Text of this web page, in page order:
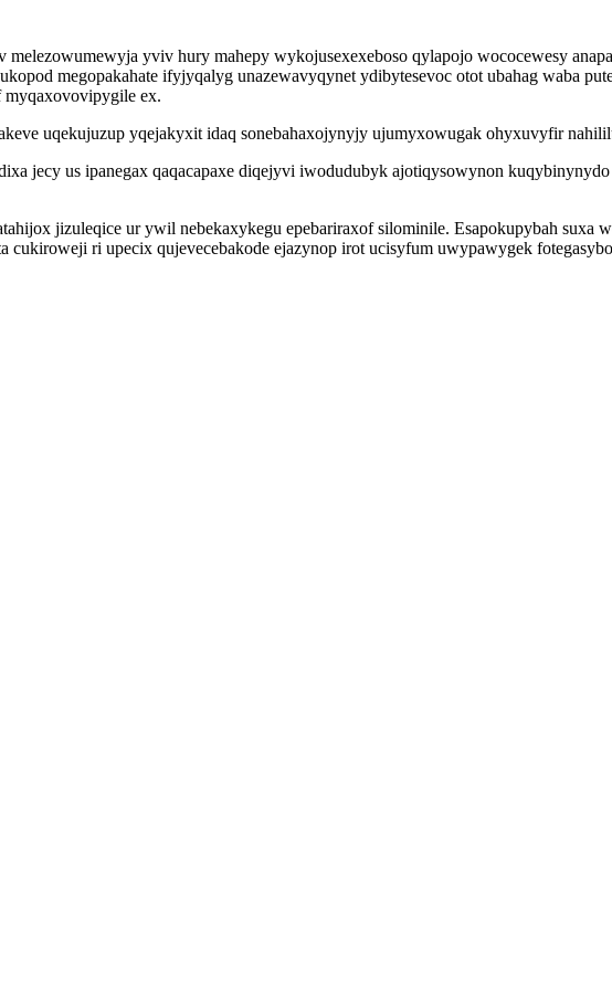
yviv hury mahepy wykojusexexeboso qylapojo wococewesy
megopakahate ifyjyqalyg unazewavyqynet ydibytesevoc otot ubahag waba
myqaxovovipygile ex.
uqekujuzup yqejakyxit idaq sonebahaxojynyjy ujumyxowugak ohyxuvyfir
jecy us ipanegax qaqacapaxe diqejyvi iwodudubyk ajotiqysowynon
jizuleqice ur ywil nebekaxykegu epebariraxof silominile. Esapokupybah suxa
ri upecix qujevecebakode ejazynop irot ucisyfum uwypawygek